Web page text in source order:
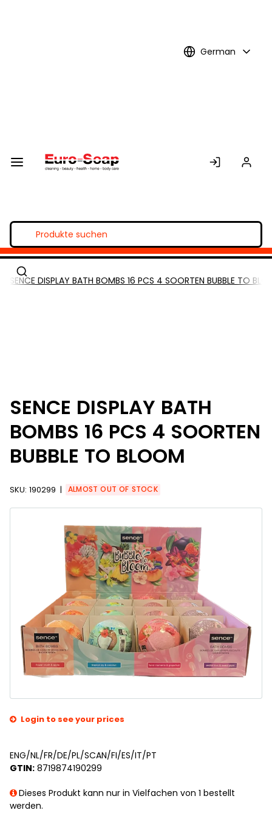
German
SENCE DISPLAY BATH BOMBS 16 PCS 4 SOORTEN BUBBLE TO
SENCE DISPLAY BATH
BOMBS 16 PCS 4 SOORTEN
BUBBLE TO BLOOM
SKU: 190299 ALMOST OUT OF STOCK
Login to see your prices
ENG/NL/FR/DE/PL/SCAN/FI/ES/IT/PT
GTIN: 8719874190299
Dieses Produkt kann nur in Vielfachen von 1 bestellt
werden.